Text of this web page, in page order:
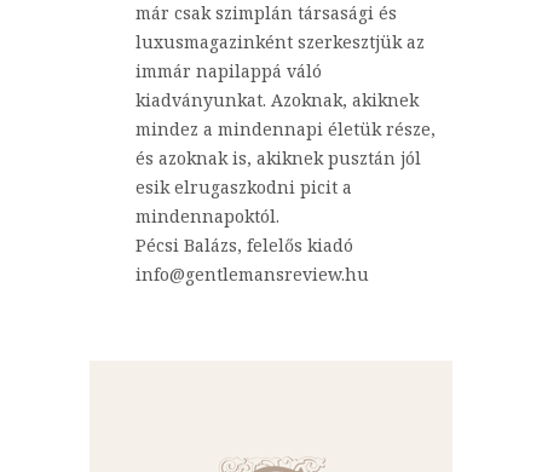
már csak szimplán társasági és
luxusmagazinként szerkesztjük az
immár napilappá váló
kiadványunkat. Azoknak, akiknek
mindez a mindennapi életük része,
és azoknak is, akiknek pusztán jól
esik elrugaszkodni picit a
mindennapoktól.
Pécsi Balázs, felelős kiadó
info@gentlemansreview.hu